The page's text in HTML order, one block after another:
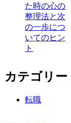
た時の心の
整理法と次
の一歩につ
いてのヒン
ト
カテゴリー
転職